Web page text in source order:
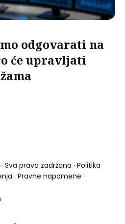
odgovarati na
će upravljati
Sva prava zadržana · Politika
· Pravne napomene ·